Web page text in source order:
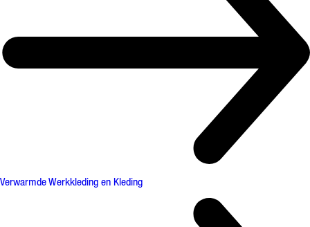
Verwarmde Werkkleding en Kleding